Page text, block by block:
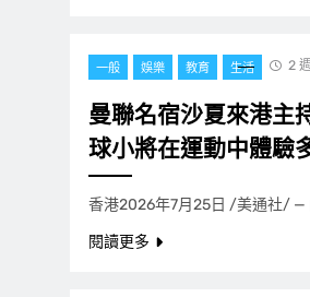
一般 娛樂 教育 生活 2
曼聯名宿沙夏來港主
球小將在運動中體驗
香港2026年7月25日 /美通社/ —
閱讀更多